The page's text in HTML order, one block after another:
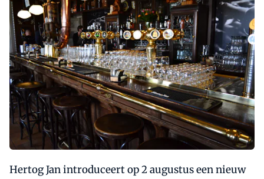
Hertog Jan introduceert op 2 augustus een nieuw